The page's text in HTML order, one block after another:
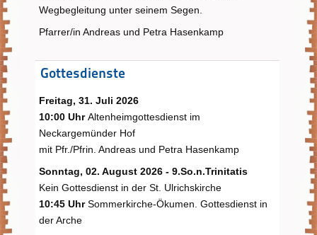
Wegbegleitung unter seinem Segen.
Pfarrer/in Andreas und Petra Hasenkamp
Gottesdienste
Freitag, 31. Juli 2026
10:00 UhrAltenheimgottesdienst im
Neckargemünder Hof
mit Pfr./Pfrin. Andreas und Petra Hasenkamp
Sonntag, 02. August 2026 - 9.So.n.Trinitatis
Kein Gottesdienst in der St. Ulrichskirche
10:45 UhrSommerkirche-Ökumen. Gottesdienst in
der Arche